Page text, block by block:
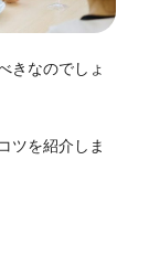
きなのでしょ
ツを紹介しま